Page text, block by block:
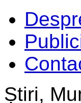
Știri,